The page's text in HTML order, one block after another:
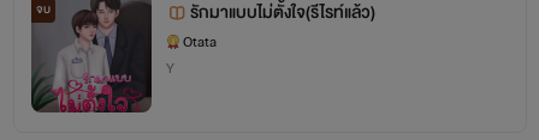
จบ รักมาแบบไม่ตั้งใจ(รีไรท์แล้ว)
Otata
Y